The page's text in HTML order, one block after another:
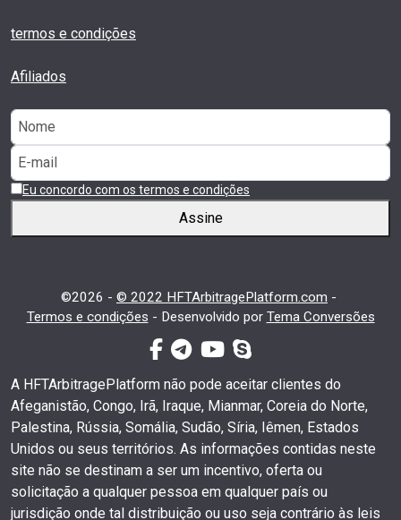
termos e condições
Afiliados
Eu concordo com os termos e condições
Assine
©2026 - © 2022 HFTArbitragePlatform.com -
Termos e condições - Desenvolvido por Tema Conversões
facebook-f
telegrama
youtubeskype
A HFTArbitragePlatform não pode aceitar clientes do
Afeganistão, Congo, Irã, Iraque, Mianmar, Coreia do Norte,
Palestina, Rússia, Somália, Sudão, Síria, Iêmen, Estados
Unidos ou seus territórios. As informações contidas neste
site não se destinam a ser um incentivo, oferta ou
solicitação a qualquer pessoa em qualquer país ou
jurisdição onde tal distribuição ou uso seja contrário às leis